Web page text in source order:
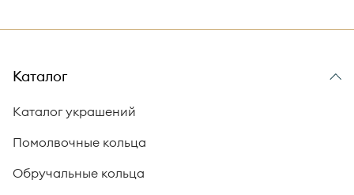
Каталог
Каталог украшений
Помолвочные кольца
Обручальные кольца